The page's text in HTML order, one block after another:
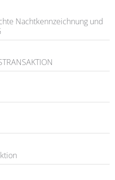
Nachtkennzeichnung und